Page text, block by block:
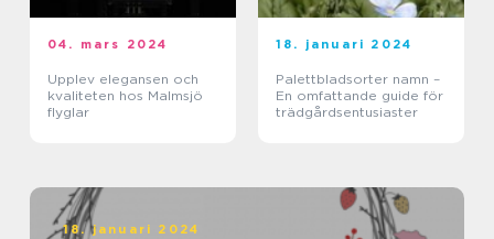
04. mars 2024
Upplev elegansen och
kvaliteten hos Malmsjö
flyglar
18. januari 2024
Palettbladsorter namn –
En omfattande guide för
trädgårdsentusiaster
18. januari 2024